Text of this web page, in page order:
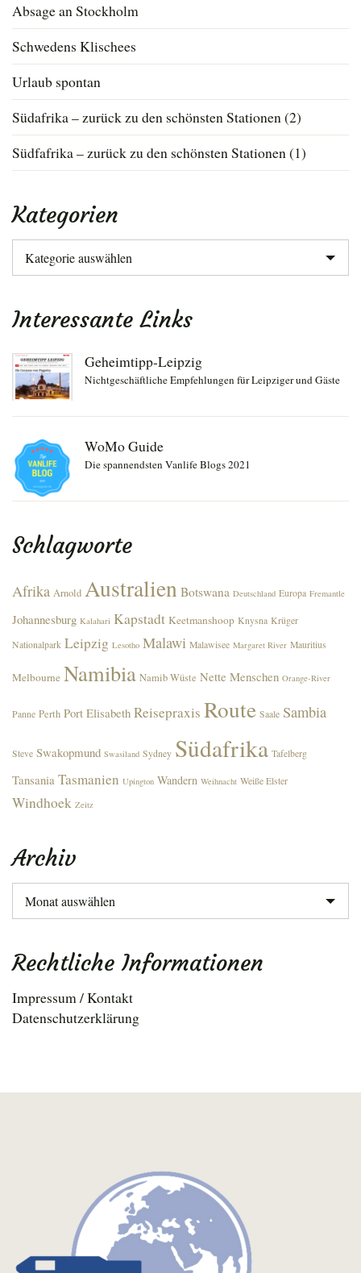
Absage an Stockholm
Schwedens Klischees
Urlaub spontan
Südafrika – zurück zu den schönsten Stationen (2)
Südfafrika – zurück zu den schönsten Stationen (1)
Kategorien
Kategorien
Interessante Links
Geheimtipp-Leipzig
Nichtgeschäftliche Empfehlungen für Leipziger und Gäste
WoMo Guide
Die spannendsten Vanlife Blogs 2021
Schlagworte
Afrika Arnold Australien Botswana Deutschland Europa Fremantle
Johannesburg Kalahari Kapstadt Keetmanshoop Knysna Krüger
Nationalpark Leipzig Lesotho Malawi Malawisee Margaret River Mauritius
Melbourne Namibia Namib Wüste Nette Menschen Orange-River
Panne Perth Port Elisabeth Reisepraxis Route Saale Sambia
Steve Swakopmund Swasiland Sydney Südafrika Tafelberg
Tansania Tasmanien Upington Wandern Weihnacht Weiße Elster
Windhoek Zeitz
Archiv
Archiv
Rechtliche Informationen
Impressum / Kontakt
Datenschutzerklärung